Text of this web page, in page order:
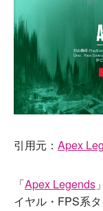
引用元： Apex
「Apex Legends
イヤル・FPS系